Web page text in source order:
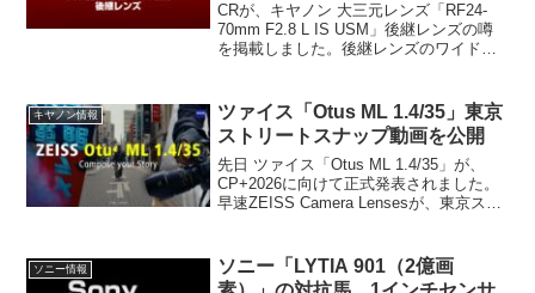
CRが、キヤノン 大三元レンズ「RF24-
70mm F2.8 L IS USM」後継レンズの噂
を掲載しました。後継レンズのワイド端
ています。
キヤノン情報
ツァイス「Otus ML 1.4/35」東京
ストリートスナップ動画を公開
先日 ツァイス「Otus ML 1.4/35」が、
CP+2026に向けて正式発表されました。
早速ZEISS Camera Lensesが、東京スト
ソニー情報
ソニー「LYTIA 901（2億画